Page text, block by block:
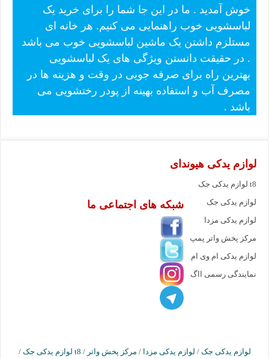
خوش آمدید . ما در این جا شما را برای خرید یک
لباسشویی خوب راهنمایی می کنیم. هر خانه ای
مستلزم داشتن یک ماشین لباسشویی خوب می باشد
. در حقیقت دانستن ویژگی های یک لباسشویی
بهترین راه برای صرفه جویی در وقت و هزینه ها در
مصرف آب و استفاده بهینه از پودر رختشویی می
باشد .
لوازم یدکی هیوندای
لوازم یدکی جک t8
لوازم یدکی جک
لوازم یدکی مزدا
مرکز پخش واتر پمپ
لوازم یدکی ام وی ام
نمایندگی رسمی ااگ
شبکه های اجتماعی ما
/ لوازم یدکی جک t8 / لوازم یدکی جک / لوازم یدکی مزدا/ مرکز پخش واتر